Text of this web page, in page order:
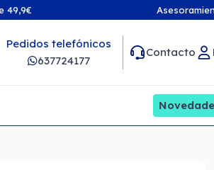
49,9€
Pedidos telefónicos
637724177
Contacto